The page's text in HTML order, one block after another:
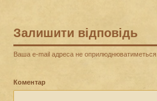
Залишити відповідь
Ваша e-mail адреса не оприлюднюватиметься.
Коментар